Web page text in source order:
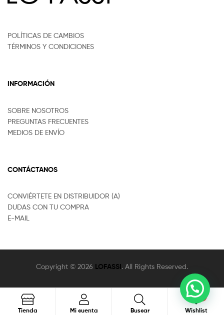
POLÍTICAS DE CAMBIOS
TÉRMINOS Y CONDICIONES
INFORMACIÓN
SOBRE NOSOTROS
PREGUNTAS FRECUENTES
MEDIOS DE ENVÍO
CONTÁCTANOS
CONVIÉRTETE EN DISTRIBUIDOR (A)
DUDAS CON TU COMPRA
E-MAIL
Copyright © 2026 LOFASSI. All Rights Reserved.
Tienda Mi cuenta Buscar Buscar
Wishlist
0